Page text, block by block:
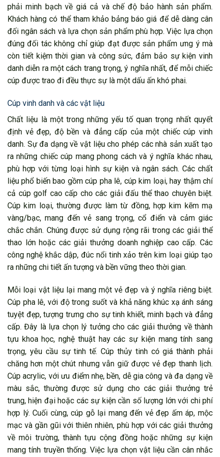
phải minh bạch về giá cả và chế độ bảo hành sản phẩm.
Khách hàng có thể tham khảo bảng báo giá để dễ dàng cân
đối ngân sách và lựa chọn sản phẩm phù hợp. Việc lựa chọn
đúng đối tác không chỉ giúp đạt được sản phẩm ưng ý mà
còn tiết kiệm thời gian và công sức, đảm bảo sự kiện vinh
danh diễn ra một cách trang trọng, ý nghĩa nhất, để mỗi chiếc
cúp được trao đi đều thực sự là một dấu ấn khó phai.
Cúp vinh danh và các vật liệu
Chất liệu là một trong những yếu tố quan trọng nhất quyết
định vẻ đẹp, độ bền và đẳng cấp của một chiếc cúp vinh
danh. Sự đa dạng về vật liệu cho phép các nhà sản xuất tạo
ra những chiếc cúp mang phong cách và ý nghĩa khác nhau,
phù hợp với từng loại hình sự kiện và ngân sách. Các chất
liệu phổ biến bao gồm cúp pha lê, cúp kim loại, hay thậm chí
cả cúp golf cao cấp cho các giải đấu thể thao chuyên biệt.
Cúp kim loại, thường được làm từ đồng, hợp kim kẽm mạ
vàng/bạc, mang đến vẻ sang trọng, cổ điển và cảm giác
chắc chắn. Chúng được sử dụng rộng rãi trong các giải thể
thao lớn hoặc các giải thưởng doanh nghiệp cao cấp. Các
công nghệ khắc dập, đúc nổi tinh xảo trên kim loại giúp tạo
ra những chi tiết ấn tượng và bền vững theo thời gian.
Mỗi loại vật liệu lại mang một vẻ đẹp và ý nghĩa riêng biệt.
Cúp pha lê, với độ trong suốt và khả năng khúc xạ ánh sáng
tuyệt đẹp, tượng trưng cho sự tinh khiết, minh bạch và đẳng
cấp. Đây là lựa chọn lý tưởng cho các giải thưởng về thành
tựu khoa học, nghệ thuật hay các sự kiện mang tính sang
trọng, yêu cầu sự tinh tế. Cúp thủy tinh có giá thành phải
chăng hơn một chút nhưng vẫn giữ được vẻ đẹp thanh lịch.
Cúp acrylic, với ưu điểm nhẹ, bền, dễ gia công và đa dạng về
màu sắc, thường được sử dụng cho các giải thưởng trẻ
trung, hiện đại hoặc các sự kiện cần số lượng lớn với chi phí
hợp lý. Cuối cùng, cúp gỗ lại mang đến vẻ đẹp ấm áp, mộc
mạc và gần gũi với thiên nhiên, phù hợp với các giải thưởng
về môi trường, thành tựu cộng đồng hoặc những sự kiện
mang tính truyền thống. Việc lựa chọn vật liệu cần cân nhắc